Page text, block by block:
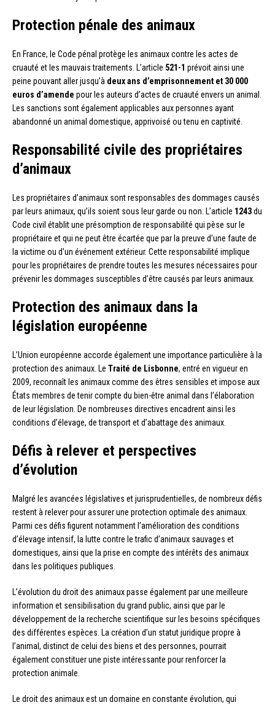
Protection pénale des animaux
En France, le Code pénal protège les animaux contre les actes de
cruauté et les mauvais traitements. L’article 521-1 prévoit ainsi une
peine pouvant aller jusqu’à deux ans d’emprisonnement et 30 000
euros d’amende pour les auteurs d’actes de cruauté envers un animal.
Les sanctions sont également applicables aux personnes ayant
abandonné un animal domestique, apprivoisé ou tenu en captivité.
Responsabilité civile des propriétaires
d’animaux
Les propriétaires d’animaux sont responsables des dommages causés
par leurs animaux, qu’ils soient sous leur garde ou non. L’article 1243du
Code civil établit une présomption de responsabilité qui pèse sur le
propriétaire et qui ne peut être écartée que par la preuve d’une faute de
la victime ou d’un événement extérieur. Cette responsabilité implique
pour les propriétaires de prendre toutes les mesures nécessaires pour
prévenir les dommages susceptibles d’être causés par leurs animaux.
Protection des animaux dans la
législation européenne
L’Union européenne accorde également une importance particulière à la
protection des animaux. Le Traité de Lisbonne, entré en vigueur en
2009, reconnaît les animaux comme des êtres sensibles et impose aux
États membres de tenir compte du bien-être animal dans l’élaboration
de leur législation. De nombreuses directives encadrent ainsi les
conditions d’élevage, de transport et d’abattage des animaux.
Défis à relever et perspectives
d’évolution
Malgré les avancées législatives et jurisprudentielles, de nombreux défis
restent à relever pour assurer une protection optimale des animaux.
Parmi ces défis figurent notamment l’amélioration des conditions
d’élevage intensif, la lutte contre le trafic d’animaux sauvages et
domestiques, ainsi que la prise en compte des intérêts des animaux
dans les politiques publiques.
L’évolution du droit des animaux passe également par une meilleure
information et sensibilisation du grand public, ainsi que par le
développement de la recherche scientifique sur les besoins spécifiques
des différentes espèces. La création d’un statut juridique propre à
l’animal, distinct de celui des biens et des personnes, pourrait
également constituer une piste intéressante pour renforcer la
protection animale.
Le droit des animaux est un domaine en constante évolution, qui